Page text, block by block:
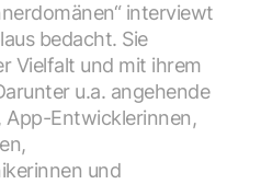
interviewt
bedacht. Sie
Vielfalt und mit ihrem
u.a. angehende
Entwicklerinnen,
und